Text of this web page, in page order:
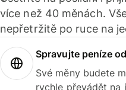
více než 40 měnách.
nepřetržitě po ruce na
Spravujte peníze
Své měny budete
rychle převádět na